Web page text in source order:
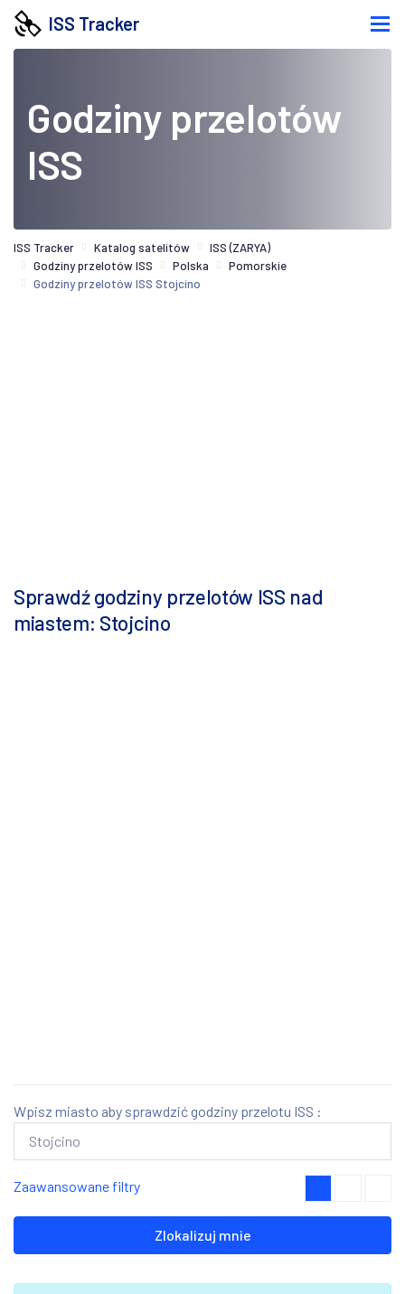
ISS Tracker
Godziny przelotów
ISS
ISS Tracker Katalog satelitów
ISS (ZARYA)
Godziny przelotów ISS
Polska
Pomorskie
Godziny przelotów ISS Stojcino
Sprawdź godziny przelotów ISS nad
miastem: Stojcino
Wpisz miasto aby sprawdzić godziny przelotu ISS :
Zaawansowane filtry
Zlokalizuj mnie